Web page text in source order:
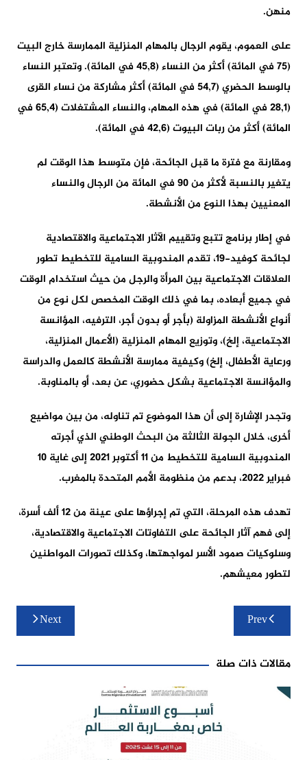
منهن.
على العموم، يقوم الرجال بالمهام المنزلية الممارسة خارج البيت
(75 في المائة) أكثر من النساء (45,8 في المائة). وتعتبر النساء
بالوسط الحضري (54,7 في المائة) أكثر مشاركة من نساء القرى
(28,1 في المائة) في هذه المهام، والنساء المشتغلات (65,4 في
المائة) أكثر من ربات البيوت (42,6 في المائة).
ومقارنة مع فترة ما قبل الجائحة، فإن متوسط هذا الوقت لم
يتغير بالنسبة لأكثر من 90 في المائة من الرجال والنساء
المعنيين بهذا النوع من الأنشطة.
في إطار برنامج تتبع وتقييم الآثار الاجتماعية والاقتصادية
لجائحة كوفيد-19، تقدم المندوبية السامية للتخطيط تطور
العلاقات الاجتماعية بين المرأة والرجل من حيث استخدام الوقت
في جميع أبعاده، بما في ذلك الوقت المخصص لكل نوع من
أنواع الأنشطة المزاولة (بأجر أو بدون أجر، الترفيه، المؤانسة
الاجتماعية، إلخ)، وتوزيع المهام المنزلية (الأعمال المنزلية،
ورعاية الأطفال، إلخ) وكيفية ممارسة الأنشطة كالعمل والدراسة
والمؤانسة الاجتماعية بشكل حضوري، عن بعد، أو بالمناوبة.
وتجدر الإشارة إلى أن هذا الموضوع تم تناوله، من بين مواضيع
أخرى، خلال الجولة الثالثة من البحث الوطني الذي أجرته
المندوبية السامية للتخطيط من 11 أكتوبر 2021 إلى غاية 10
فبراير 2022، بدعم من منظومة الأمم المتحدة بالمغرب.
تهدف هذه المرحلة، التي تم إجراؤها على عينة من 12 ألف أسرة،
إلى فهم آثار الجائحة على التفاوتات الاجتماعية والاقتصادية،
وسلوكيات صمود الأسر لمواجهتها، وكذلك تصورات المواطنين
لتطور معيشهم.
تصفّح
المقالات
Prev
Next
مقالات ذات صلة